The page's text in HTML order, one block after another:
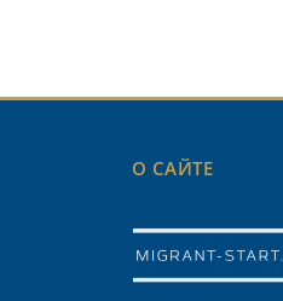
О САЙТЕ